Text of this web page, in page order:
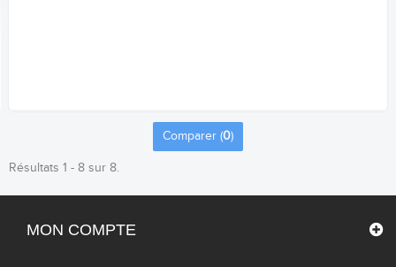
Comparer (0)
Résultats 1 - 8 sur 8.
MON COMPTE